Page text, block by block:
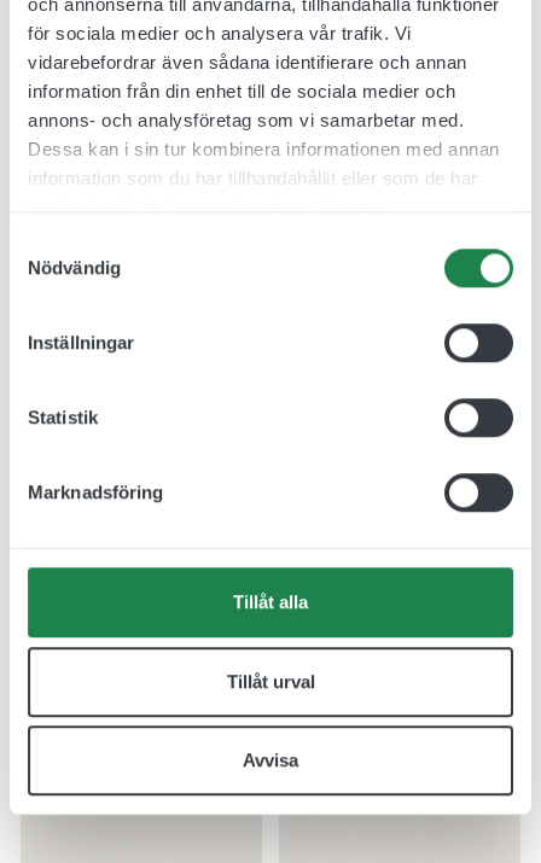
för sociala medier och analysera vår trafik. Vi
vidarebefordrar även sådana identifierare och annan
information från din enhet till de sociala medier och
annons- och analysföretag som vi samarbetar med.
Dessa kan i sin tur kombinera informationen med annan
information som du har tillhandahållit eller som de har
Nödvändig
Inställningar
Statistik
Marknadsföring
Tillåt alla
Tillåt urval
Avvisa
Relaterade produkter
Namnskylt i Svart Läder
jcgt5199
Inkl. moms
Namnskylt i Mörkbrunt
Inkl. moms
Designa skylt